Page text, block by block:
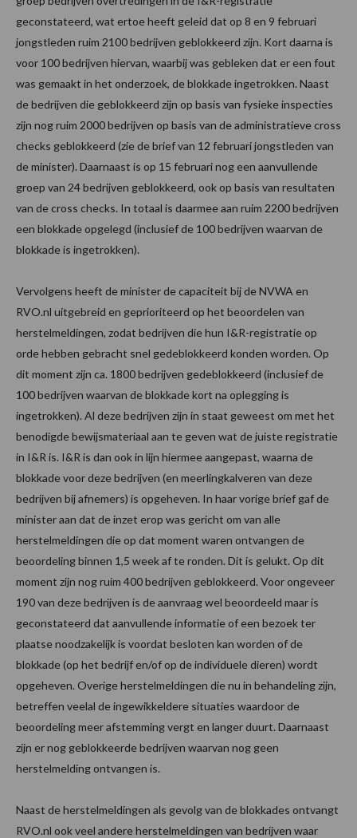
geconstateerd, wat ertoe heeft geleid dat op 8 en 9 februari
jongstleden ruim 2100 bedrijven geblokkeerd zijn. Kort daarna is
voor 100 bedrijven hiervan, waarbij was gebleken dat er een fout
was gemaakt in het onderzoek, de blokkade ingetrokken. Naast
de bedrijven die geblokkeerd zijn op basis van fysieke inspecties
zijn nog ruim 2000 bedrijven op basis van de administratieve cross
checks geblokkeerd (zie de brief van 12 februari jongstleden van
de minister). Daarnaast is op 15 februari nog een aanvullende
groep van 24 bedrijven geblokkeerd, ook op basis van resultaten
van de cross checks. In totaal is daarmee aan ruim 2200 bedrijven
een blokkade opgelegd (inclusief de 100 bedrijven waarvan de
blokkade is ingetrokken).
Vervolgens heeft de minister de capaciteit bij de NVWA en
RVO.nl uitgebreid en geprioriteerd op het beoordelen van
herstelmeldingen, zodat bedrijven die hun I&R-registratie op
orde hebben gebracht snel gedeblokkeerd konden worden. Op
dit moment zijn ca. 1800 bedrijven gedeblokkeerd (inclusief de
100 bedrijven waarvan de blokkade kort na oplegging is
ingetrokken). Al deze bedrijven zijn in staat geweest om met het
benodigde bewijsmateriaal aan te geven wat de juiste registratie
in I&R is. I&R is dan ook in lijn hiermee aangepast, waarna de
blokkade voor deze bedrijven (en meerlingkalveren van deze
bedrijven bij afnemers) is opgeheven. In haar vorige brief gaf de
minister aan dat de inzet erop was gericht om van alle
herstelmeldingen die op dat moment waren ontvangen de
beoordeling binnen 1,5 week af te ronden. Dit is gelukt. Op dit
moment zijn nog ruim 400 bedrijven geblokkeerd. Voor ongeveer
190 van deze bedrijven is de aanvraag wel beoordeeld maar is
geconstateerd dat aanvullende informatie of een bezoek ter
plaatse noodzakelijk is voordat besloten kan worden of de
blokkade (op het bedrijf en/of op de individuele dieren) wordt
opgeheven. Overige herstelmeldingen die nu in behandeling zijn,
betreffen veelal de ingewikkeldere situaties waardoor de
beoordeling meer afstemming vergt en langer duurt. Daarnaast
zijn er nog geblokkeerde bedrijven waarvan nog geen
herstelmelding ontvangen is.
Naast de herstelmeldingen als gevolg van de blokkades ontvangt
RVO.nl ook veel andere herstelmeldingen van bedrijven waar